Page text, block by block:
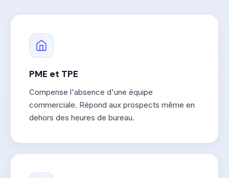
PME et TPE
Compense l'absence d'une équipe
commerciale. Répond aux prospects même en
dehors des heures de bureau.